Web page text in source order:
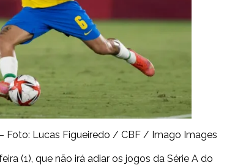
Foto: Lucas Figueiredo / CBF / Imago Images
(1), que não irá adiar os jogos da Série A do